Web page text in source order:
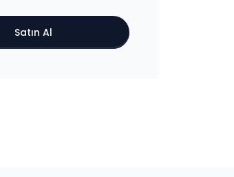
Satın Al